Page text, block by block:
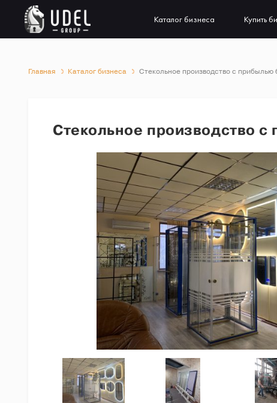
Каталог бизнеса Купить
Главная Каталог бизнеса Стекольное производство с прибылью
Стекольное производство